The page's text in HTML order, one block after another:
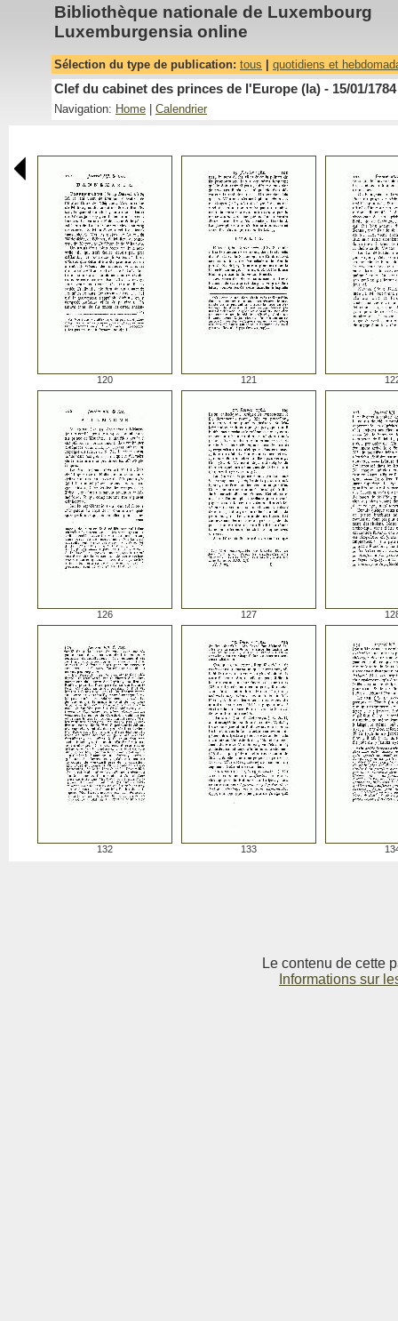
Bibliothèque nationale de Luxembourg
Luxemburgensia online
Sélection du type de publication: tous quotidiens et
Clef du cabinet des princes de l'Europe (la) - 15/01/1784
Navigation: Home Calendrier
120 121
126 127
132 133
Le contenu de cette
Informations sur